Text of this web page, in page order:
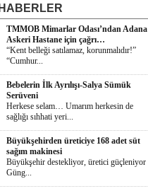
HABERLER
TMMOB Mimarlar Odası’ndan Adana
Askeri Hastane için çağrı…
“Kent belleği satılamaz, korunmalıdır!”
“Cumhur...
Bebelerin İlk Ayrılışı-Salya Sümük
Serüveni
Herkese selam… Umarım herkesin de
sağlığı sıhhati yeri...
Büyükşehirden üreticiye 168 adet süt
sağım makinesi
Büyükşehir destekliyor, üretici güçleniyor
Güng...